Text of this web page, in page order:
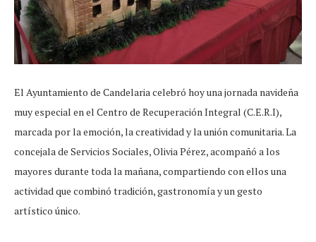
El Ayuntamiento de Candelaria celebró hoy una jornada navideña
muy especial en el Centro de Recuperación Integral (C.E.R.I),
marcada por la emoción, la creatividad y la unión comunitaria. La
concejala de Servicios Sociales, Olivia Pérez, acompañó a los
mayores durante toda la mañana, compartiendo con ellos una
actividad que combinó tradición, gastronomía y un gesto
artístico único.